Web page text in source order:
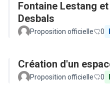
Fontaine Lestang
Desbals
Proposition officielle 0
Création d'un
Proposition officielle 0